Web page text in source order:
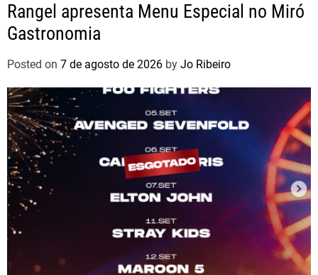
Rangel apresenta Menu Especial no Miró
Gastronomia
Posted on 7 de agosto de 2026 by Jo Ribeiro